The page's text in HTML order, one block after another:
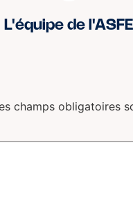
L'équipe de l'ASFE
champs obligatoires